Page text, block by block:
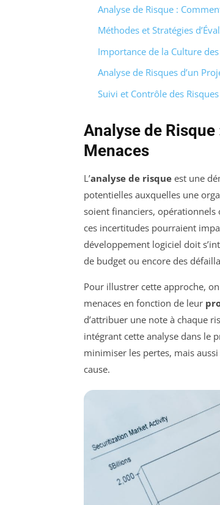
Analyse de Risque :
Méthodes et Stratégies
Importance de la Culture
Analyse de Risques d’un
Suivi et Contrôle des Risques
Analyse de
Menaces
L’analyse de risque est une
potentielles auxquelles une
soient financiers,
ces incertitudes pourraient
développement logiciel doit
de budget ou encore des
Pour illustrer cette approche,
menaces en fonction de leur
d’attribuer une note à chaque
intégrant cette analyse dans le
minimiser les pertes, mais
cause.